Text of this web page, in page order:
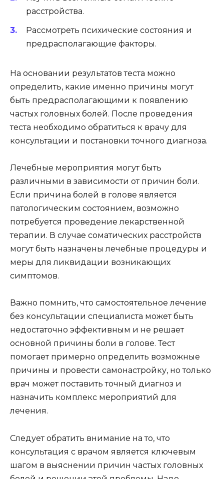
расстройства.
Рассмотреть психические состояния и
предрасполагающие факторы.
На основании результатов теста можно
определить, какие именно причины могут
быть предрасполагающими к появлению
частых головных болей. После проведения
теста необходимо обратиться к врачу для
консультации и постановки точного диагноза.
Лечебные мероприятия могут быть
различными в зависимости от причин боли.
Если причина болей в голове является
патологическим состоянием, возможно
потребуется проведение лекарственной
терапии. В случае соматических расстройств
могут быть назначены лечебные процедуры и
меры для ликвидации возникающих
симптомов.
Важно помнить, что самостоятельное лечение
без консультации специалиста может быть
недостаточно эффективным и не решает
основной причины боли в голове. Тест
помогает примерно определить возможные
причины и провести самонастройку, но только
врач может поставить точный диагноз и
назначить комплекс мероприятий для
лечения.
Следует обратить внимание на то, что
консультация с врачом является ключевым
шагом в выяснении причин частых головных